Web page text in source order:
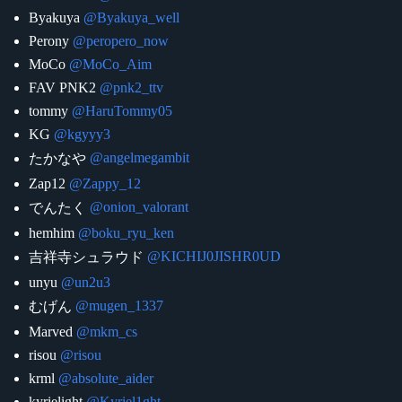
Byakuya @Byakuya_well
Perony @peropero_now
MoCo @MoCo_Aim
FAV PNK2 @pnk2_ttv
tommy @HaruTommy05
KG @kgyyy3
たかなや @angelmegambit
Zap12 @Zappy_12
でんたく @onion_valorant
hemhim @boku_ryu_ken
吉祥寺シュラウド @KICHIJ0JISHR0UD
unyu @un2u3
むげん @mugen_1337
Marved @mkm_cs
risou @risou
krml @absolute_aider